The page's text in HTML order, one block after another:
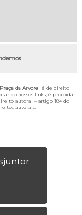
da Arvore" é de direito
nossos links, é proibida
autoral – artigo 184 do
autorais.